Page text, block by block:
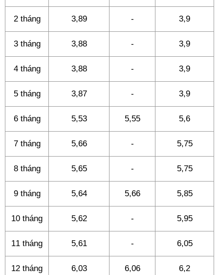
2 tháng 3,89 - 3,9
3 tháng 3,88 - 3,9
4 tháng 3,88 - 3,9
5 tháng 3,87 - 3,9
6 tháng 5,53 5,55 5,6
7 tháng 5,66 - 5,75
8 tháng 5,65 - 5,75
9 tháng 5,64 5,66 5,85
10 tháng 5,62 - 5,95
11 tháng 5,61 - 6,05
12 tháng 6,03 6,06 6,2